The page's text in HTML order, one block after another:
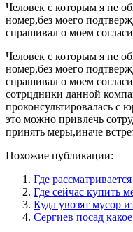
Человек с которым я не
номер,без моего
спрашивал о моем
Человек с которым я не
номер,без моего
спрашивал о моем
сотрцдники данной
проконсультировалась с
это можно привлечь
принять меры,иначе
Похожие публикации:
Где
Где сейчас купить
Куда увозят мусор
Сергиев посад